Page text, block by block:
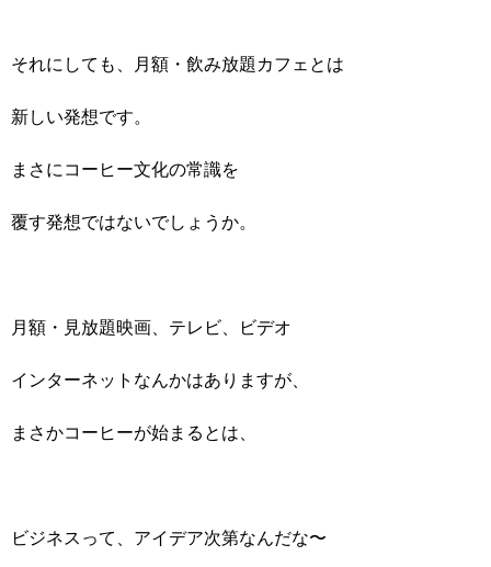
それにしても、月額・飲み放題カフェとは
新しい発想です。
まさにコーヒー文化の常識を
覆す発想ではないでしょうか。
月額・見放題映画、テレビ、ビデオ
インターネットなんかはありますが、
まさかコーヒーが始まるとは、
ビジネスって、アイデア次第なんだな〜